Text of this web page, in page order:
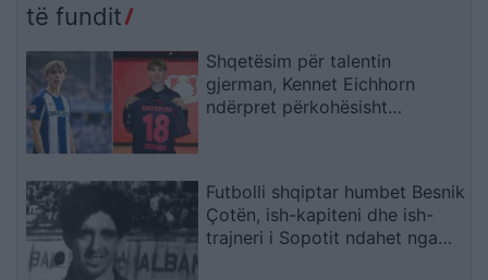
të fundit
Shqetësim për talentin
gjerman, Kennet Eichhorn
ndërpret përkohësisht
Futbolli shqiptar humbet Besnik
Çotën, ish-kapiteni dhe ish-
trajneri i Sopotit ndahet nga